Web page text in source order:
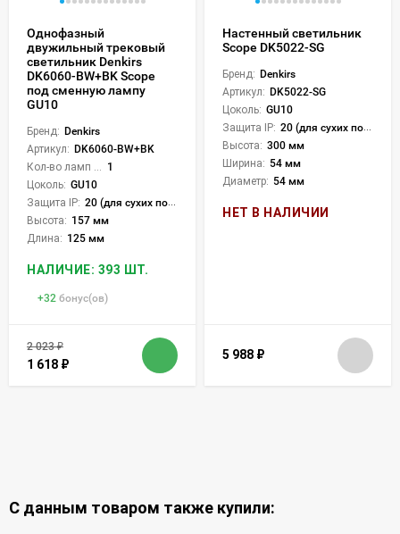
Однофазный
двужильный трековый
светильник Denkirs
DK6060-BW+BK Scope
под сменную лампу
GU10
Бренд: Denkirs
Артикул: DK6060-BW+BK
1
Цоколь: GU10
Защита IP: 20 (для сухих пом.)
Высота: 157 мм
Длина: 125 мм
НАЛИЧИЕ: 393 ШТ.
+32 бонус(ов)
2 023₽
1 618 ₽
Настенный светильник
Scope DK5022-SG
Бренд: Denkirs
Артикул: DK5022-SG
Цоколь: GU10
Защита IP: 20 (для сухих пом.)
Высота: 300 мм
Ширина: 54 мм
Диаметр: 54 мм
НЕТ В НАЛИЧИИ
5 988 ₽
С данным товаром также купили: